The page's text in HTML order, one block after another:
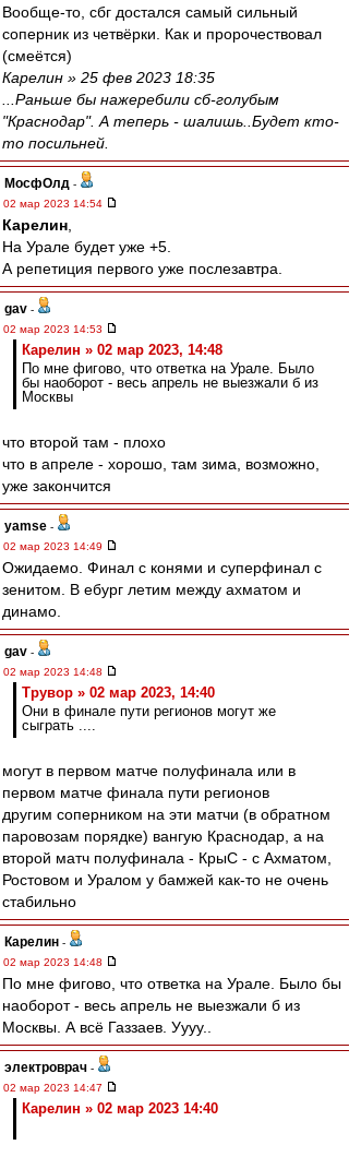
Вообще-то, сбг достался самый сильный
соперник из четвёрки. Как и пророчествовал
(смеётся)
Карелин » 25 фев 2023 18:35
...Раньше бы нажеребили сб-голубым
"Краснодар". А теперь - шалишь..Будет кто-
то посильней.
МосфОлд -
02 мар 2023 14:54
Карелин
На Урале будет уже +5.
А репетиция первого уже послезавтра.
gav -
02 мар 2023 14:53
Карелин » 02 мар 2023, 14:48
По мне фигово, что ответка на Урале. Было
бы наоборот - весь апрель не выезжали б из
Москвы
что второй там - плохо
что в апреле - хорошо, там зима, возможно,
уже закончится
yamse -
02 мар 2023 14:49
Ожидаемо. Финал с конями и суперфинал с
зенитом. В ебург летим между ахматом и
динамо.
gav -
02 мар 2023 14:48
Трувор » 02 мар 2023, 14:40
Они в финале пути регионов могут же
сыграть ....
могут в первом матче полуфинала или в
первом матче финала пути регионов
другим соперником на эти матчи (в обратном
паровозам порядке) вангую Краснодар, а на
второй матч полуфинала - КрыС - с Ахматом,
Ростовом и Уралом у бамжей как-то не очень
стабильно
Карелин -
02 мар 2023 14:48
По мне фигово, что ответка на Урале. Было бы
наоборот - весь апрель не выезжали б из
Москвы. А всё Газзаев. Уууу..
электроврач -
02 мар 2023 14:47
Карелин » 02 мар 2023 14:40